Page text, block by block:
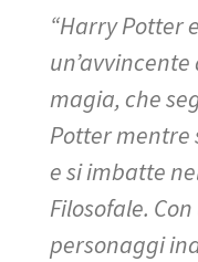
“Harry Potter
magia, che
Potter mentre
e si imbatte
Filosofale.
personaggi